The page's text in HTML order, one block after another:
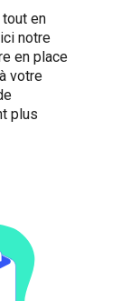
en
notre
en place
votre
plus